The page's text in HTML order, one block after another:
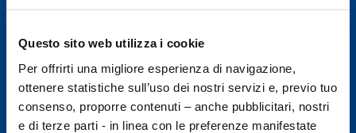
Questo sito web utilizza i cookie
Per offrirti una migliore esperienza di navigazione,
ottenere statistiche sull’uso dei nostri servizi e, previo tuo
consenso, proporre contenuti – anche pubblicitari, nostri
e di terze parti - in linea con le preferenze manifestate
associarti
Associati
subito